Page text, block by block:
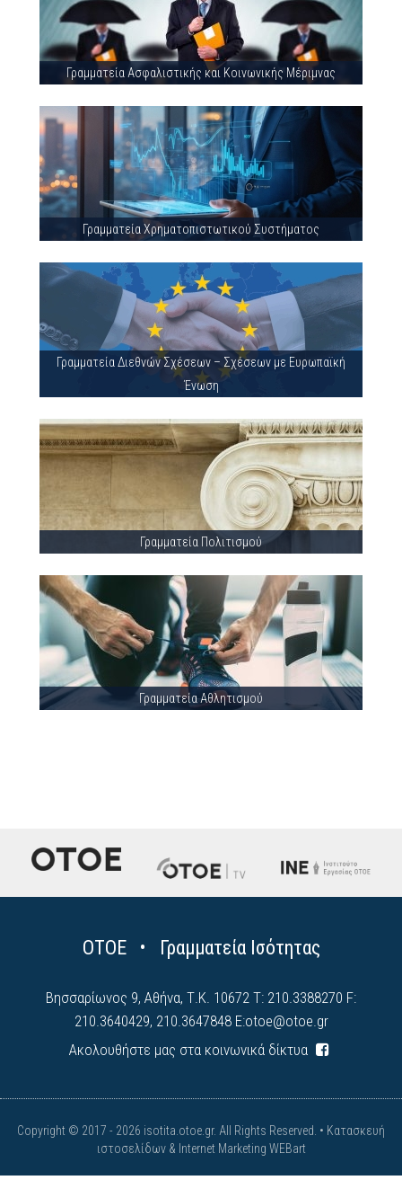
Γραμματεία Ασφαλιστικής και Κοινωνικής Μέριμνας
Γραμματεία Χρηματοπιστωτικού Συστήματος
Γραμματεία Διεθνών Σχέσεων – Σχέσεων με Ευρωπαϊκή
Ένωση
Γραμματεία Πολιτισμού
Γραμματεία Αθλητισμού
ΟΤΟΕ • Γραμματεία Ισότητας
Βησσαρίωνος 9, Αθήνα, Τ.Κ. 10672 Τ: 210.3388270 F:
210.3640429, 210.3647848 E:otoe@otoe.gr
Ακολουθήστε μας στα κοινωνικά δίκτυα
Copyright © 2017 - 2026 isotita.otoe.gr. All Rights Reserved. • Κατασκευή
ιστοσελίδων & Internet Marketing WEBart